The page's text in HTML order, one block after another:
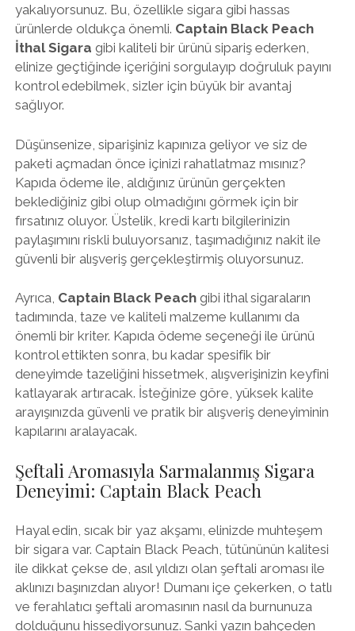
yakalıyorsunuz. Bu, özellikle sigara gibi hassas
ürünlerde oldukça önemli. Captain Black Peach
İthal Sigara gibi kaliteli bir ürünü sipariş ederken,
elinize geçtiğinde içeriğini sorgulayıp doğruluk payını
kontrol edebilmek, sizler için büyük bir avantaj
sağlıyor.
Düşünsenize, siparişiniz kapınıza geliyor ve siz de
paketi açmadan önce içinizi rahatlatmaz mısınız?
Kapıda ödeme ile, aldığınız ürünün gerçekten
beklediğiniz gibi olup olmadığını görmek için bir
fırsatınız oluyor. Üstelik, kredi kartı bilgilerinizin
paylaşımını riskli buluyorsanız, taşımadığınız nakit ile
güvenli bir alışveriş gerçekleştirmiş oluyorsunuz.
Ayrıca, Captain Black Peachgibi ithal sigaraların
tadımında, taze ve kaliteli malzeme kullanımı da
önemli bir kriter. Kapıda ödeme seçeneği ile ürünü
kontrol ettikten sonra, bu kadar spesifik bir
deneyimde tazeliğini hissetmek, alışverişinizin keyfini
katlayarak artıracak. İsteğinize göre, yüksek kalite
arayışınızda güvenli ve pratik bir alışveriş deneyiminin
kapılarını aralayacak.
Şeftali Aromasıyla Sarmalanmış Sigara
Deneyimi: Captain Black Peach
Hayal edin, sıcak bir yaz akşamı, elinizde muhteşem
bir sigara var. Captain Black Peach, tütününün kalitesi
ile dikkat çekse de, asıl yıldızı olan şeftali aroması ile
aklınızı başınızdan alıyor! Dumanı içe çekerken, o tatlı
ve ferahlatıcı şeftali aromasının nasıl da burnunuza
dolduğunu hissediyorsunuz. Sanki yazın bahçeden